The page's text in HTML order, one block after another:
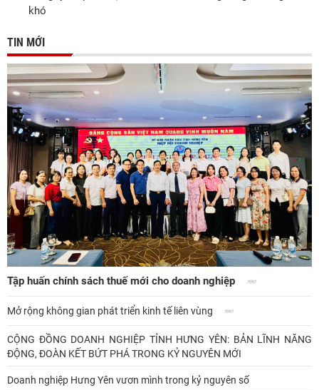
khó
TIN MỚI
Tập huấn chính sách thuế mới cho doanh nghiệp
Mở rộng không gian phát triển kinh tế liên vùng
CỘNG ĐỒNG DOANH NGHIỆP TỈNH HƯNG YÊN: BẢN LĨNH NĂNG
ĐỘNG, ĐOÀN KẾT BỨT PHÁ TRONG KỶ NGUYÊN MỚI
Doanh nghiệp Hưng Yên vươn mình trong kỷ nguyên số